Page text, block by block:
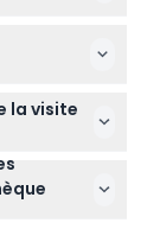
pour les
et à
en ligne
votre
et
la visite
valide
avec